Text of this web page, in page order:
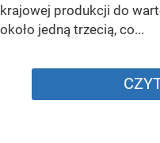
krajowej produkcji do
około jedną trzecią, co...